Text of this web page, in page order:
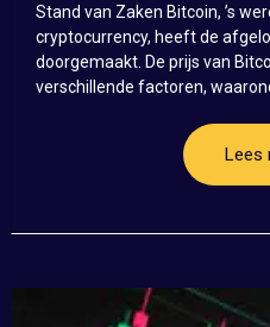
Stand van Zaken Bitcoin, ’s
cryptocurrency, heeft de
doorgemaakt. De prijs van
verschillende factoren,
Lees